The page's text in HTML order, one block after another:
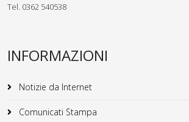
Tel. 0362 540538
INFORMAZIONI
Notizie da Internet
Comunicati Stampa